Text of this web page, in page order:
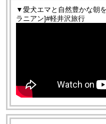
▼愛犬エマと自然豊かな朝
ラニアン]#軽井沢旅行